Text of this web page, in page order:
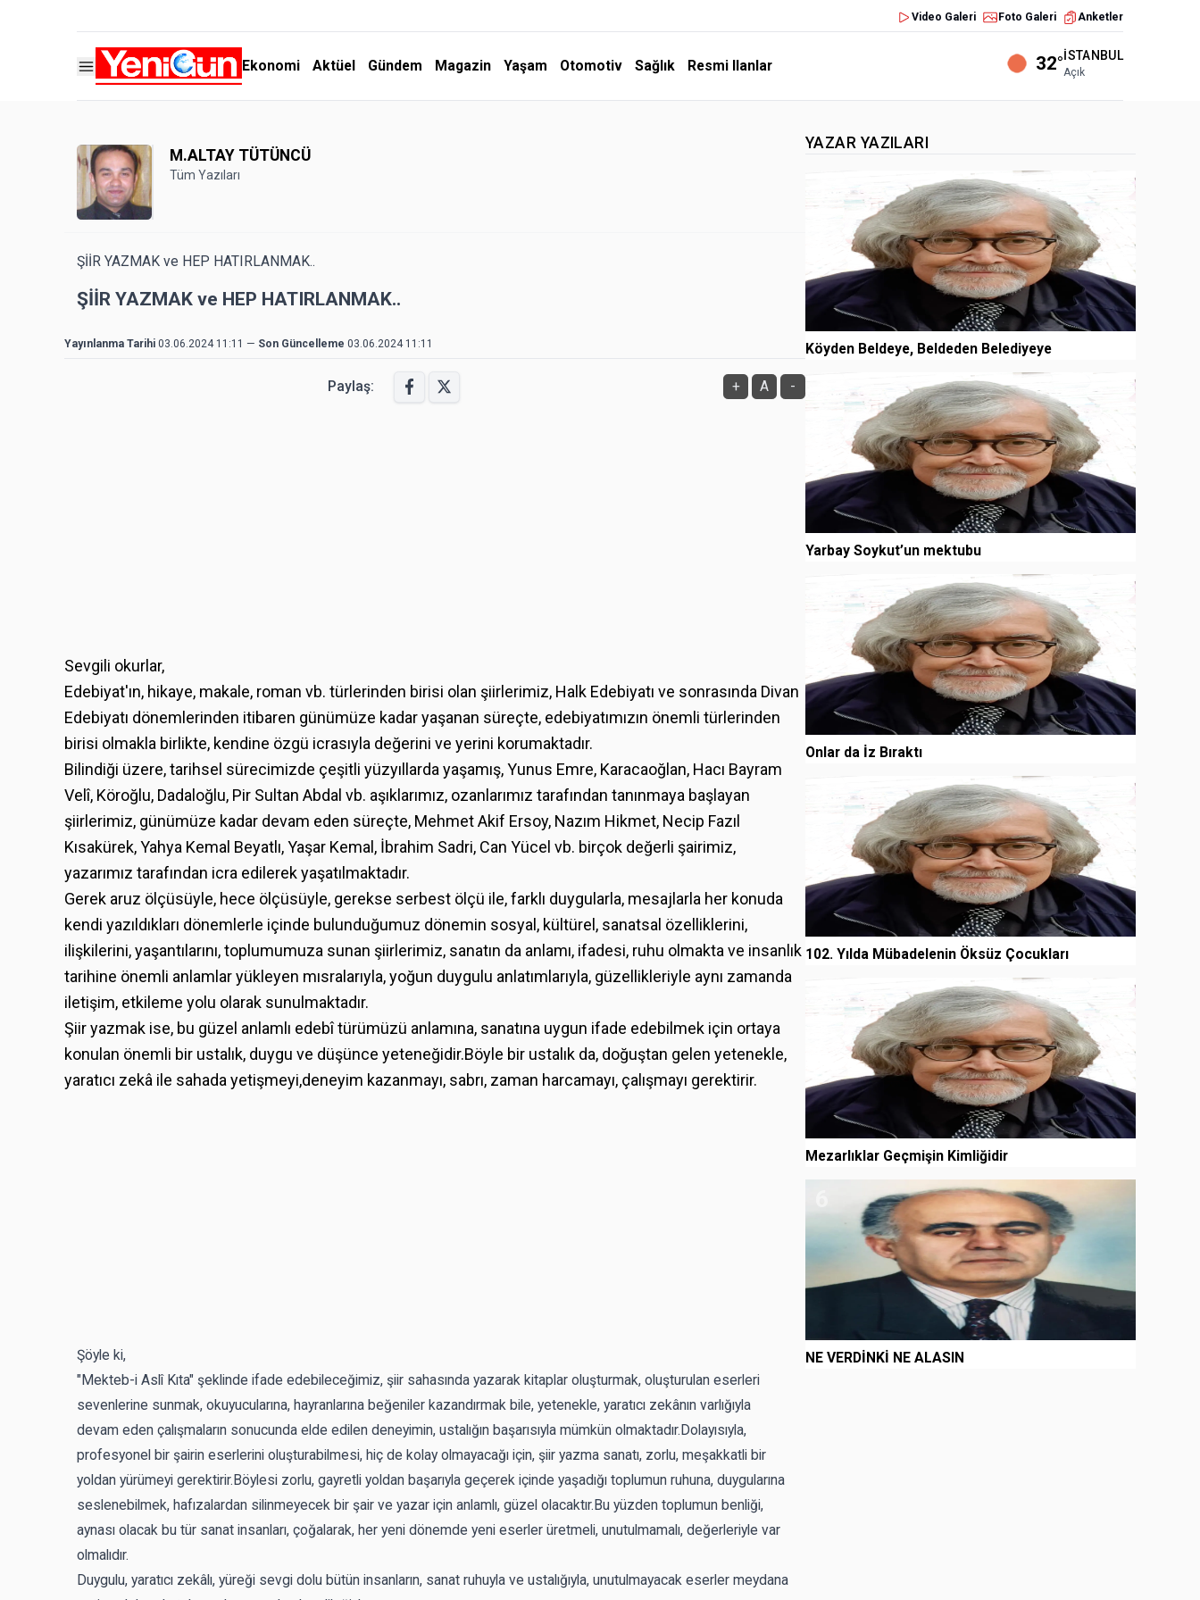
Video Galeri Foto Galeri Anketler
Ekonomi Aktüel Gündem Magazin Yaşam Otomotiv Sağlık Resmi Ilanlar 32°İSTANBUL
Açık
M.ALTAY TÜTÜNCÜ
Tüm Yazıları
ŞİİR YAZMAK ve HEP HATIRLANMAK..
ŞİİR YAZMAK ve HEP HATIRLANMAK..
Yayınlanma Tarihi 03.06.2024 11:11 — Son Güncelleme 03.06.2024 11:11
Paylaş: + A -
Sevgili okurlar,
Edebiyat'ın, hikaye, makale, roman vb. türlerinden birisi olan şiirlerimiz, Halk Edebiyatı ve sonrasında Divan
Edebiyatı dönemlerinden itibaren günümüze kadar yaşanan süreçte, edebiyatımızın önemli türlerinden
birisi olmakla birlikte, kendine özgü icrasıyla değerini ve yerini korumaktadır.
Bilindiği üzere, tarihsel sürecimizde çeşitli yüzyıllarda yaşamış, Yunus Emre, Karacaoğlan, Hacı Bayram
Velî, Köroğlu, Dadaloğlu, Pir Sultan Abdal vb. aşıklarımız, ozanlarımız tarafından tanınmaya başlayan
şiirlerimiz, günümüze kadar devam eden süreçte, Mehmet Akif Ersoy, Nazım Hikmet, Necip Fazıl
Kısakürek, Yahya Kemal Beyatlı, Yaşar Kemal, İbrahim Sadri, Can Yücel vb. birçok değerli şairimiz,
yazarımız tarafından icra edilerek yaşatılmaktadır.
Gerek aruz ölçüsüyle, hece ölçüsüyle, gerekse serbest ölçü ile, farklı duygularla, mesajlarla her konuda
kendi yazıldıkları dönemlerle içinde bulunduğumuz dönemin sosyal, kültürel, sanatsal özelliklerini,
ilişkilerini, yaşantılarını, toplumumuza sunan şiirlerimiz, sanatın da anlamı, ifadesi, ruhu olmakta ve insanlık
tarihine önemli anlamlar yükleyen mısralarıyla, yoğun duygulu anlatımlarıyla, güzellikleriyle aynı zamanda
iletişim, etkileme yolu olarak sunulmaktadır.
Şiir yazmak ise, bu güzel anlamlı edebî türümüzü anlamına, sanatına uygun ifade edebilmek için ortaya
konulan önemli bir ustalık, duygu ve düşünce yeteneğidir.Böyle bir ustalık da, doğuştan gelen yetenekle,
yaratıcı zekâ ile sahada yetişmeyi,deneyim kazanmayı, sabrı, zaman harcamayı, çalışmayı gerektirir.
Şöyle ki,
"Mekteb-i Aslî Kıta" şeklinde ifade edebileceğimiz, şiir sahasında yazarak kitaplar oluşturmak, oluşturulan eserleri
sevenlerine sunmak, okuyucularına, hayranlarına beğeniler kazandırmak bile, yetenekle, yaratıcı zekânın varlığıyla
devam eden çalışmaların sonucunda elde edilen deneyimin, ustalığın başarısıyla mümkün olmaktadır.Dolayısıyla,
profesyonel bir şairin eserlerini oluşturabilmesi, hiç de kolay olmayacağı için, şiir yazma sanatı, zorlu, meşakkatli bir
yoldan yürümeyi gerektirir.Böylesi zorlu, gayretli yoldan başarıyla geçerek içinde yaşadığı toplumun ruhuna, duygularına
seslenebilmek, hafızalardan silinmeyecek bir şair ve yazar için anlamlı, güzel olacaktır.Bu yüzden toplumun benliği,
aynası olacak bu tür sanat insanları, çoğalarak, her yeni dönemde yeni eserler üretmeli, unutulmamalı, değerleriyle var
olmalıdır.
Duygulu, yaratıcı zekâlı, yüreği sevgi dolu bütün insanların, sanat ruhuyla ve ustalığıyla, unutulmayacak eserler meydana
YAZAR YAZILARI
Köyden Beldeye, Beldeden Belediyeye
Yarbay Soykut’un mektubu
Onlar da İz Bıraktı
102. Yılda Mübadelenin Öksüz Çocukları
Mezarlıklar Geçmişin Kimliğidir
NE VERDİNKİ NE ALASIN